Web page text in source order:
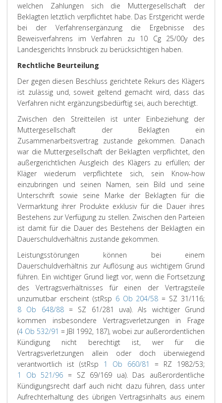
welchen Zahlungen sich die Muttergesellschaft der
Beklagten letztlich verpflichtet habe. Das Erstgericht werde
bei der Verfahrensergänzung die Ergebnisse des
Beweisverfahrens im Verfahren zu 10 Cg 25/00y des
Landesgerichts Innsbruck zu berücksichtigen haben.
Rechtliche Beurteilung
Der gegen diesen Beschluss gerichtete Rekurs des Klägers
ist zulässig und, soweit geltend gemacht wird, dass das
Verfahren nicht ergänzungsbedürftig sei, auch berechtigt.
Zwischen den Streitteilen ist unter Einbeziehung der
Muttergesellschaft der Beklagten ein
Zusammenarbeitsvertrag zustande gekommen. Danach
war die Muttergesellschaft der Beklagten verpflichtet, den
außergerichtlichen Ausgleich des Klägers zu erfüllen; der
Kläger wiederum verpflichtete sich, sein Know-how
einzubringen und seinen Namen, sein Bild und seine
Unterschrift sowie seine Marke der Beklagten für die
Vermarktung ihrer Produkte exklusiv für die Dauer ihres
Bestehens zur Verfügung zu stellen. Zwischen den Parteien
ist damit für die Dauer des Bestehens der Beklagten ein
Dauerschuldverhältnis zustande gekommen.
Leistungsstörungen können bei einem
Dauerschuldverhältnis zur Auflösung aus wichtigem Grund
führen. Ein wichtiger Grund liegt vor, wenn die Fortsetzung
des Vertragsverhältnisses für einen der Vertragsteile
unzumutbar erscheint (stRsp 6 Ob 204/58 = SZ 31/116;
8 Ob 648/88= SZ 61/281 uva). Als wichtiger Grund
kommen insbesondere Vertragsverletzungen in Frage
(4 Ob 532/91 = JBl 1992, 187), wobei zur außerordentlichen
Kündigung nicht berechtigt ist, wer für die
Vertragsverletzungen allein oder doch überwiegend
verantwortlich ist (stRsp 1 Ob 660/81
= RZ 1982/53;
1 Ob 521/96 = SZ 69/169 ua). Das außerordentliche
Kündigungsrecht darf auch nicht dazu führen, dass unter
Aufrechterhaltung des übrigen Vertragsinhalts aus einem